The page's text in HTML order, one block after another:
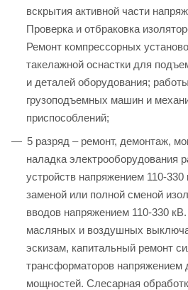
вскрытия активной части
Проверка и отбраковка
Ремонт компрессорных
такелажной оснастки для
и деталей оборудования;
грузоподъемных машин и
приспособлений;
5 разряд – ремонт, демонтаж,
наладка электрооборудования
устройств напряжением 110-
заменой или полной сменой
вводов напряжением 110-330
масляных и воздушных
эскизам, капитальный ремонт
трансформаторов напряжением
мощностей. Слесарная